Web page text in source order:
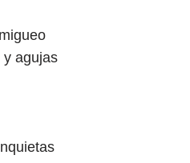
y agujas